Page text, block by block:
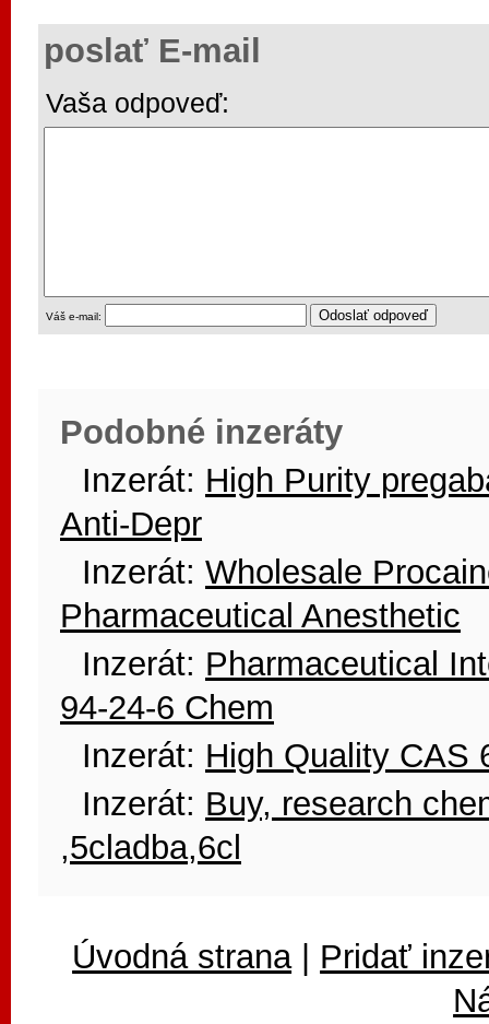
poslať E-mail
Vaša odpoveď:
Váš e-mail:
Podobné inzeráty
Inzerát: High Purity
Anti-Depr
Inzerát: Wholesale
Pharmaceutical Anesthetic
Inzerát: Pharmaceutical
94-24-6 Chem
Inzerát: High Quality CAS
Inzerát: Buy, research
,5cladba,6cl
Úvodná strana| Pridať